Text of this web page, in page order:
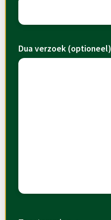
Dua verzoek (optioneel)